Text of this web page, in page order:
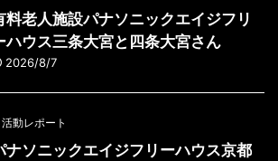
料老人施設パナソニックエイジフリ
ハウス三条大宮と四条大宮さん
2026/8/7
活動レポート
ナソニックエイジフリーハウス京都